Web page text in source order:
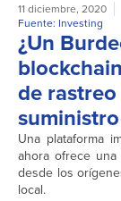
11 diciembre, 2020
Fuente: Investing
¿Un
de
Una plataforma
ahora ofrece
desde los
local.